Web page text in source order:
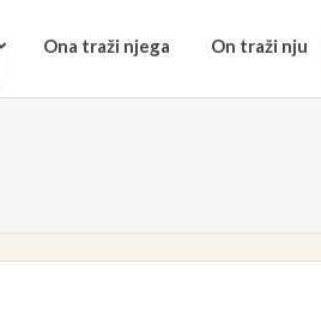
Ona traži njega On traži nju